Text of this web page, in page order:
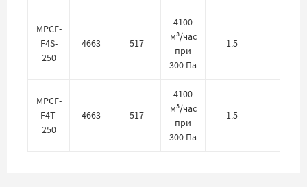
MPCF-
F4S-
250
4663 517
4100
м³/час
при
300 Па
1.5
MPCF-
F4T-
250
4663 517
4100
м³/час
при
300 Па
1.5